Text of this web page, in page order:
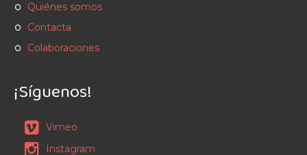
Quiénes somos
Contacta
Colaboraciones
¡Síguenos!
Vimeo
Instagram